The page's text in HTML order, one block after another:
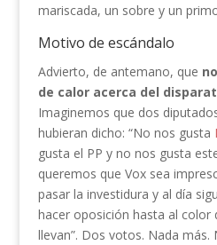
mariscada, un sobre y un
Motivo de escándalo
Advierto, de antemano, que
de calor acerca del
Imaginemos que dos
hubieran dicho: “No nos gusta
gusta el PP y no nos gusta
queremos que Vox sea
pasar la investidura y al día
hacer oposición hasta al color
llevan”. Dos votos. Nada